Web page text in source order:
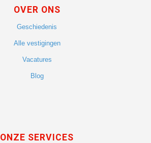
OVER ONS
Geschiedenis
Alle vestigingen
Vacatures
Blog
ONZE SERVICES